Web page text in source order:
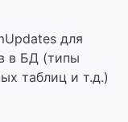
для
в БД (типы
таблиц и т.д.)